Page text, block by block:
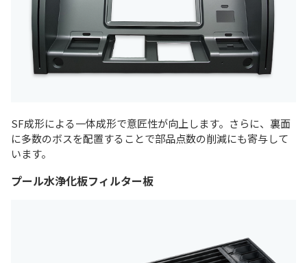
SF成形による一体成形で意匠性が向上します。さらに、裏面
に多数のボスを配置することで部品点数の削減にも寄与して
います。
プール水浄化板フィルター板